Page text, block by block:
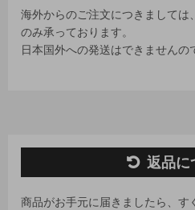
海外からのご注文につきましては
のみ承っております。
日本国外への発送はできませんの
返品に
商品がお手元に届きましたら、す